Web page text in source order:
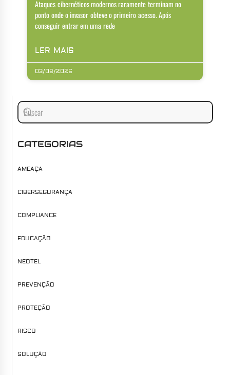
Ataques cibernéticos modernos raramente terminam no
ponto onde o invasor obteve o primeiro acesso. Após
conseguir entrar em uma rede
LER MAIS
03/08/2026
CATEGORIAS
AMEAÇA
CIBERSEGURANÇA
COMPLIANCE
EDUCAÇÃO
NEOTEL
PREVENÇÃO
PROTEÇÃO
RISCO
SOLUÇÃO